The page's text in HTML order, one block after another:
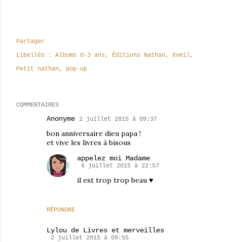
Partager
Libellés :
Albums 0-3 ans Éditions Nathan
éveil
Petit nathan
pop-up
COMMENTAIRES
Anonyme 2 juillet 2015 à 09:37
bon anniversaire dieu papa !
et vive les livres à bisous
RÉPONDRE
appelez moi Madame
6 juillet 2015 à 22:57
il est trop trop beau ♥
Lylou de Livres et merveilles
2 juillet 2015 à 09:55